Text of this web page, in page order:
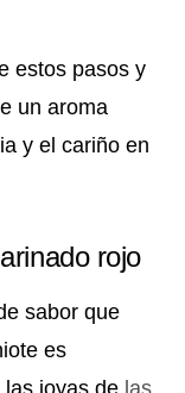
estos pasos y
un aroma
y el cariño en
rojo
sabor que
es
joyas de las